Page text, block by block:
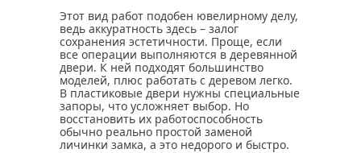
Этот вид работ подобен ювелирному делу,
ведь аккуратность здесь – залог
сохранения эстетичности. Проще, если
все операции выполняются в деревянной
двери. К ней подходят большинство
моделей, плюс работать с деревом легко.
В пластиковые двери нужны специальные
запоры, что усложняет выбор. Но
восстановить их работоспособность
обычно реально простой заменой
личинки замка, а это недорого и быстро.